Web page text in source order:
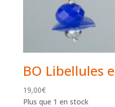
BO Libellules
19,00€
Plus que 1 en stock